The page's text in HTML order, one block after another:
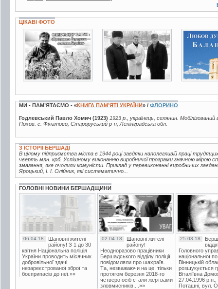
ЦІКАВІ ФОТО
4 фото 2 фото 4 фото
МИ - ПАМ’ЯТАЄМО - «КНИГА ПАМ’ЯТІ УКРАЇНИ» / ФЛОРИНО
Годлевський Павло Хомич (1923) 1923 р., українець, селянин.
Похов. с. Філатово, Староруський р-н, Ленінградська обл.
З ІСТОРІЇ БЕРШАДІ
В цілому підприємства міста в 1944 році завдяки наполегливій праці
чверть млн. крб. Успішному виконанню виробничої програми значною мірою
змагання, яке очолили комуністи. Приклад у перевиконанні виробничих
Яроцький, І. І. Олійник, які систематично...
ГОЛОВНІ НОВИНИ БЕРШАДЩИНИ
06.04.18
Шановні жителі
району! З 1 до 30
квітня Національна поліція
України проводить місячник
добровільної здачі
незареєстрованої зброї та
боєприпасів до неї.»»
02.04.18
Шановні жителі
району!
Неодноразово працівники
Бершадського відділу поліції
повідомляли про шахраїв.
Та, незважаючи на це, тільки
протягом березня 2018-го
четверо осіб стали жертвами
зловмисників....»»
25.03.18
Головного
національної
Вінницькій
розшукується
Віталіївна
27.04.1996 р.н.,
Поташні, вул.